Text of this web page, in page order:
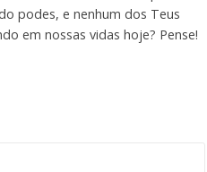
podes, e nenhum dos Teus
em nossas vidas hoje? Pense!